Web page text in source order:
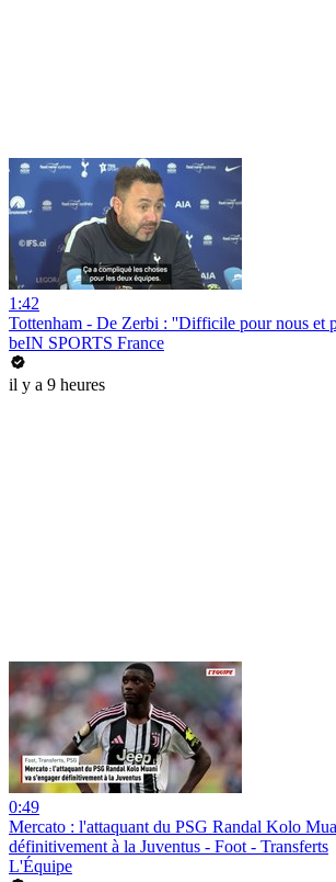
1:42
Tottenham - De Zerbi : ''Difficile pour nous et
beIN SPORTS France
il y a 9 heures
0:49
Mercato : l'attaquant du PSG Randal Kolo
définitivement à la Juventus - Foot - Transferts
L'Équipe